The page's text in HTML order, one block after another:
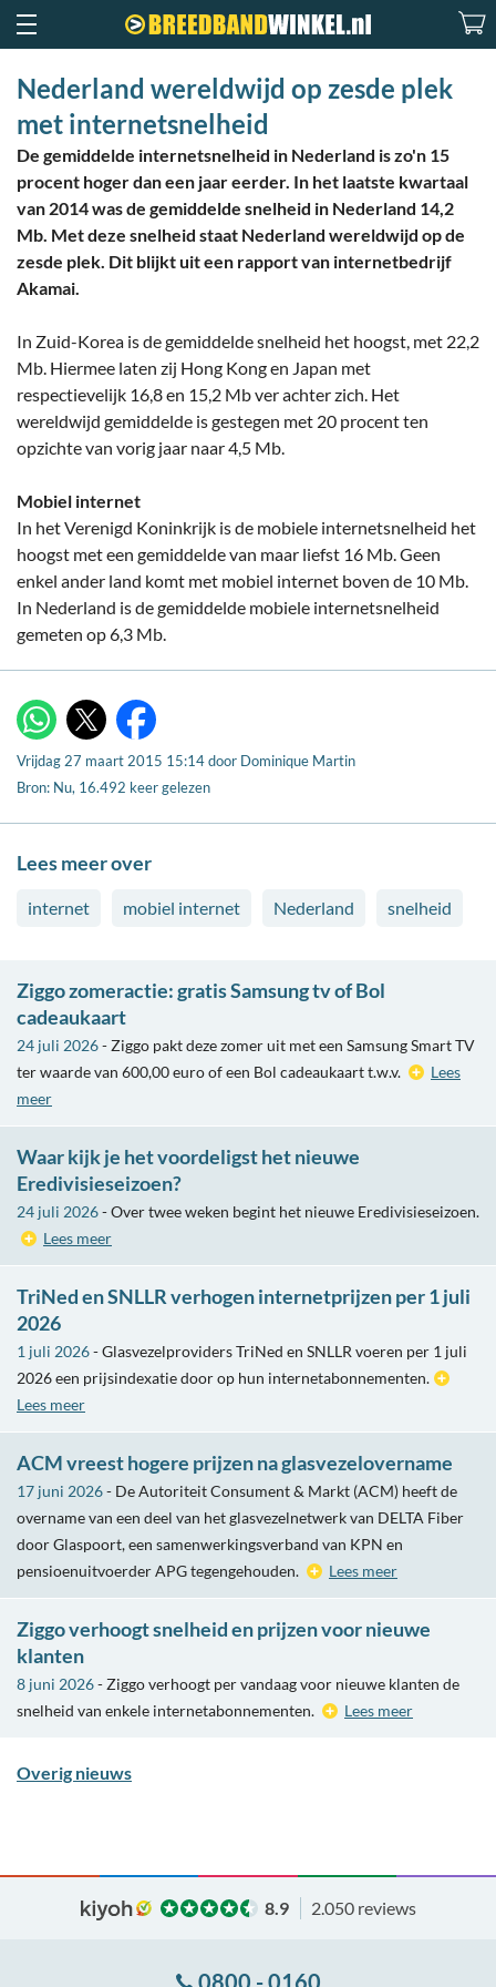
Nederland wereldwijd op zesde plek
met internetsnelheid
De gemiddelde internetsnelheid in Nederland is zo'n 15
procent hoger dan een jaar eerder. In het laatste kwartaal
van 2014 was de gemiddelde snelheid in Nederland 14,2
Mb. Met deze snelheid staat Nederland wereldwijd op de
zesde plek. Dit blijkt uit een rapport van internetbedrijf
Akamai.
In Zuid-Korea is de gemiddelde snelheid het hoogst, met 22,2
Mb. Hiermee laten zij Hong Kong en Japan met
respectievelijk 16,8 en 15,2 Mb ver achter zich. Het
wereldwijd gemiddelde is gestegen met 20 procent ten
opzichte van vorig jaar naar 4,5 Mb.
Mobiel internet
In het Verenigd Koninkrijk is de mobiele internetsnelheid het
hoogst met een gemiddelde van maar liefst 16 Mb. Geen
enkel ander land komt met mobiel internet boven de 10 Mb.
In Nederland is de gemiddelde mobiele internetsnelheid
gemeten op 6,3 Mb.
WhatsApp
X Facebook
Vrijdag 27 maart 2015 15:14door Dominique Martin
Bron: Nu, 16.492 keer gelezen
Lees meer over
internet mobiel internet Nederland snelheid
Ziggo zomeractie: gratis Samsung tv of Bol
cadeaukaart
24 juli 2026- Ziggo pakt deze zomer uit met een Samsung Smart TV
ter waarde van 600,00 euro of een Bol cadeaukaart t.w.v.
Lees
meer
Waar kijk je het voordeligst het nieuwe
Eredivisieseizoen?
24 juli 2026- Over twee weken begint het nieuwe Eredivisieseizoen.
Lees meer
TriNed en SNLLR verhogen internetprijzen per 1 juli
2026
1 juli 2026- Glasvezelproviders TriNed en SNLLR voeren per 1 juli
2026 een prijsindexatie door op hun internetabonnementen.
Lees meer
ACM vreest hogere prijzen na glasvezelovername
17 juni 2026- De Autoriteit Consument & Markt (ACM) heeft de
overname van een deel van het glasvezelnetwerk van DELTA Fiber
door Glaspoort, een samenwerkingsverband van KPN en
pensioenuitvoerder APG tegengehouden.
Lees meer
Ziggo verhoogt snelheid en prijzen voor nieuwe
klanten
8 juni 2026- Ziggo verhoogt per vandaag voor nieuwe klanten de
snelheid van enkele internetabonnementen.
Lees meer
Overig nieuws
8.9 2.050 reviews
0800 - 0160